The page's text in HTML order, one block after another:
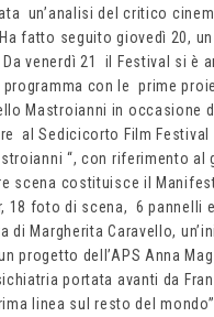
un’analisi del critico
fatto seguito giovedì 20,
Da venerdì 21 il Festival si
con le prime
Mastroianni in occasione
al Sedicicorto Film
“, con riferimento
scena costituisce il
18 foto di scena, 6 pannelli
di Margherita Caravello,
progetto dell’APS Anna
portata avanti da
linea sul resto del